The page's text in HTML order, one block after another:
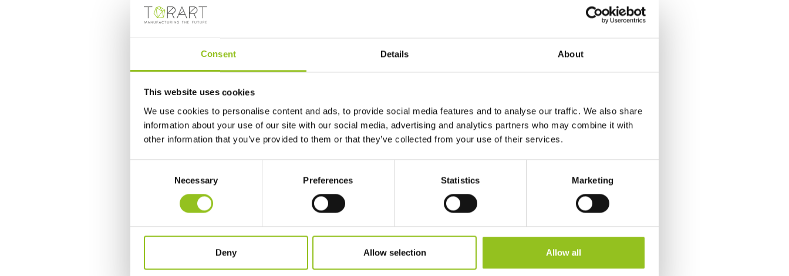
Consent Details About
This website uses cookies
We use cookies to personalise content and ads, to provide social media features and to analyse our traffic. We also share
information about your use of our site with our social media, advertising and analytics partners who may combine it with
other information that you’ve provided to them or that they’ve collected from your use of their services.
Necessary Preferences Statistics Marketing
Deny Allow selection Allow all
Chi siamo
bacino più spettacolare della Alpi Apuane là, dove Michelangelo venne a cercare il
marmo bianco più pregiato per le sue opere.
Un luogo di “pensiero e ispirazione” fuori dal centro abitato, un luogo mistico,
immerso nel marmo bianco e a contatto diretto con chi, il marmo lo estrae tutti i
giorni e, in più, con una vista meravigliosa che si spinge fino al mare. Dante si